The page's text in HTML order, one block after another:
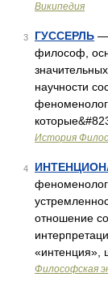
Википедия
3 ГУССЕРЛЬ —
философ,
научности
История
4
отношение
«интенция»,
Философская